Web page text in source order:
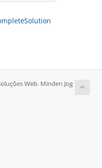
Web. Minden Jog